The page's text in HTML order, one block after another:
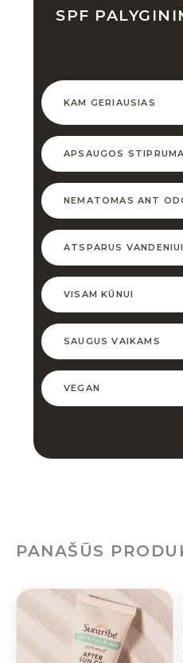
SPF
KAM GERIAUSIAS
APSAUGOS
NEMATOMAS ANT
ATSPARUS VANDENIUI
VISAM KŪNUI
SAUGUS VAIKAMS
VEGAN
PANAŠŪS